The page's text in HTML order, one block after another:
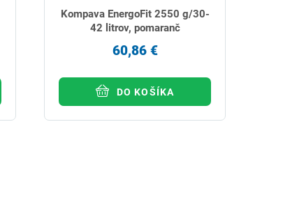
Kompava EnergoFit 2550 g/30-
42 litrov, pomaranč
60,86 €
DO KOŠÍKA